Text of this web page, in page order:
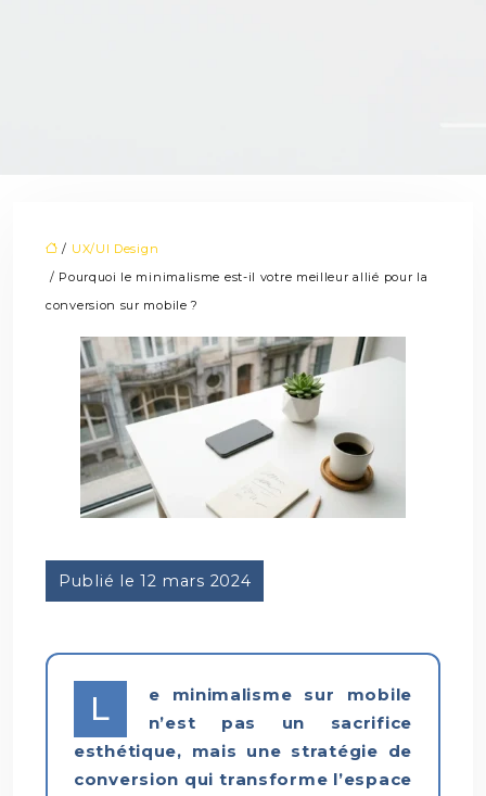
/ UX/UI Design
/ Pourquoi le minimalisme est-il votre meilleur allié pour la
conversion sur mobile ?
Publié le 12 mars 2024
L
e minimalisme sur mobile
n’est pas un sacrifice
esthétique, mais une stratégie de
conversion qui transforme l’espace